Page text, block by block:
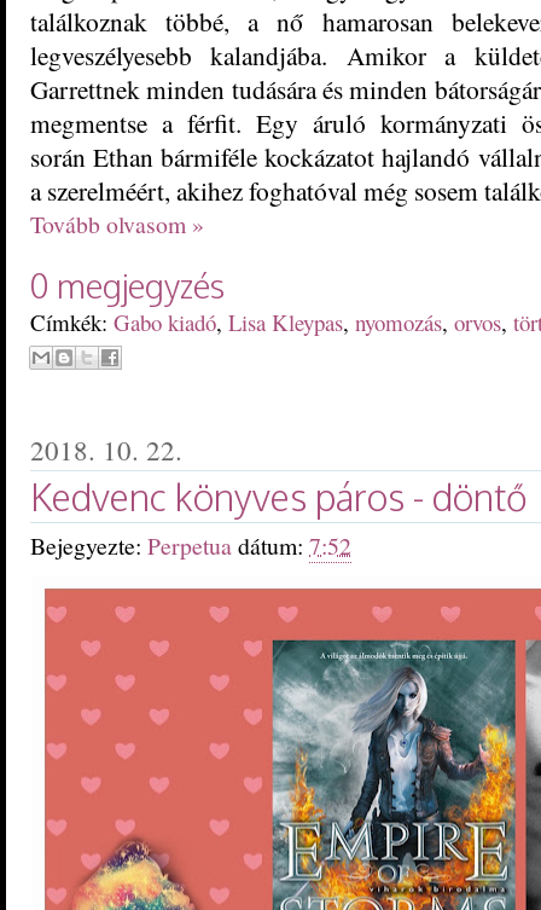
találkoznak többé, a nő hamarosan
legveszélyesebb kalandjába. Amikor a
Garrettnek minden tudására és minden
megmentse a férfit. Egy áruló kormányzati
során Ethan bármiféle kockázatot hajlandó
a szerelméért, akihez foghatóval még sosem
Tovább olvasom »
0 megjegyzés
Címkék: Gabo kiadó, Lisa Kleypas, nyomozás, orvos,
2018. 10. 22.
Kedvenc könyves páros - döntő
Bejegyezte: Perpetuadátum: 7:52